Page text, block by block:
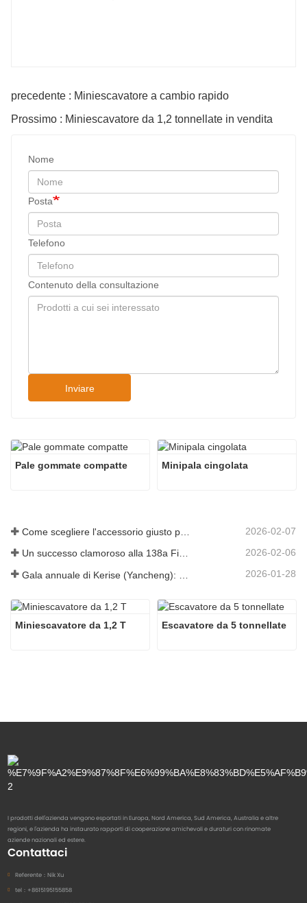
precedente : Miniescavatore a cambio rapido
Prossimo : Miniescavatore da 1,2 tonnellate in vendita
Nome
Posta
Telefono
Contenuto della consultazione
Inviare
Pale gommate compatte Minipala cingolata
2026-02-07
Un successo clamoroso alla 138a Fiera di Canton! 2026-02-06
2026-01-28
Miniescavatore da 1,2 T Escavatore da 5 tonnellate
I prodotti dell'azienda vengono esportati in Europa, Nord America, Sud America, Australia e altre
regioni, e l'azienda ha instaurato rapporti di cooperazione amichevoli e duraturi con rinomate
aziende nazionali ed estere.
Contattaci
Referente： Nik Xu
tel： +8615195155858